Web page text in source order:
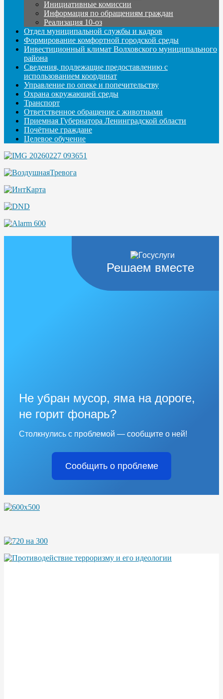
Инициативные комиссии
Информация по обращениям граждан
Реализация 10-оз
Отдел муниципальной службы и кадров
Формирование комфортной городской среды
Инвестиционный климат Волховского муниципального
района
Сведения, подлежащие предоставлению с
использованием координат
Управление по опеке и попечительству
Охрана окружающей среды
Транспорт
Ответственное обращение с животными
Приемная Губернатора Ленинградской области
Почётные граждане
Целевое обучение
Решаем вместе
Не убран мусор, яма на дороге,
не горит фонарь?
Столкнулись с проблемой — сообщите о ней!
Сообщить о проблеме